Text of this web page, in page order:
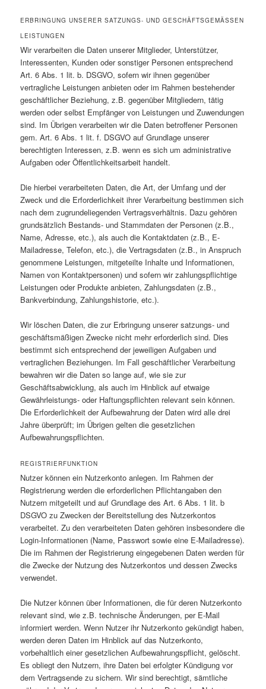
ERBRINGUNG UNSERER SATZUNGS- UND GESCHÄFTSGEMÄSSEN L
EISTUNGEN
Wir verarbeiten die Daten unserer Mitglieder, Unterstützer,
Interessenten, Kunden oder sonstiger Personen entsprechend
Art. 6 Abs. 1 lit. b. DSGVO, sofern wir ihnen gegenüber
vertragliche Leistungen anbieten oder im Rahmen bestehender
geschäftlicher Beziehung, z.B. gegenüber Mitgliedern, tätig
werden oder selbst Empfänger von Leistungen und Zuwendungen
sind. Im Übrigen verarbeiten wir die Daten betroffener Personen
gem. Art. 6 Abs. 1 lit. f. DSGVO auf Grundlage unserer
berechtigten Interessen, z.B. wenn es sich um administrative
Aufgaben oder Öffentlichkeitsarbeit handelt.
Die hierbei verarbeiteten Daten, die Art, der Umfang und der
Zweck und die Erforderlichkeit ihrer Verarbeitung bestimmen sich
nach dem zugrundeliegenden Vertragsverhältnis. Dazu gehören
grundsätzlich Bestands- und Stammdaten der Personen (z.B.,
Name, Adresse, etc.), als auch die Kontaktdaten (z.B., E-
Mailadresse, Telefon, etc.), die Vertragsdaten (z.B., in Anspruch
genommene Leistungen, mitgeteilte Inhalte und Informationen,
Namen von Kontaktpersonen) und sofern wir zahlungspflichtige
Leistungen oder Produkte anbieten, Zahlungsdaten (z.B.,
Bankverbindung, Zahlungshistorie, etc.).
Wir löschen Daten, die zur Erbringung unserer satzungs- und
geschäftsmäßigen Zwecke nicht mehr erforderlich sind. Dies
bestimmt sich entsprechend der jeweiligen Aufgaben und
vertraglichen Beziehungen. Im Fall geschäftlicher Verarbeitung
bewahren wir die Daten so lange auf, wie sie zur
Geschäftsabwicklung, als auch im Hinblick auf etwaige
Gewährleistungs- oder Haftungspflichten relevant sein können.
Die Erforderlichkeit der Aufbewahrung der Daten wird alle drei
Jahre überprüft; im Übrigen gelten die gesetzlichen
Aufbewahrungspflichten.
REGISTRIERFUNKTION
Nutzer können ein Nutzerkonto anlegen. Im Rahmen der
Registrierung werden die erforderlichen Pflichtangaben den
Nutzern mitgeteilt und auf Grundlage des Art. 6 Abs. 1 lit. b
DSGVO zu Zwecken der Bereitstellung des Nutzerkontos
verarbeitet. Zu den verarbeiteten Daten gehören insbesondere die
Login-Informationen (Name, Passwort sowie eine E-Mailadresse).
Die im Rahmen der Registrierung eingegebenen Daten werden für
die Zwecke der Nutzung des Nutzerkontos und dessen Zwecks
verwendet.
Die Nutzer können über Informationen, die für deren Nutzerkonto
relevant sind, wie z.B. technische Änderungen, per E-Mail
informiert werden. Wenn Nutzer ihr Nutzerkonto gekündigt haben,
werden deren Daten im Hinblick auf das Nutzerkonto,
vorbehaltlich einer gesetzlichen Aufbewahrungspflicht, gelöscht.
Es obliegt den Nutzern, ihre Daten bei erfolgter Kündigung vor
dem Vertragsende zu sichern. Wir sind berechtigt, sämtliche